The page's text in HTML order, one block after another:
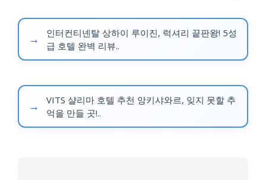
₩129,105 ~
인터컨티넨탈 상하이 루이진, 럭셔리 끝판왕! 5성
급 호텔 완벽 리뷰..
VITS 샬리마 호텔 추천 앙키샤와르, 잊지 못할 추
억을 만들 곳!..